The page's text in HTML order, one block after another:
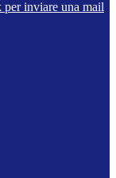
inviare una mail